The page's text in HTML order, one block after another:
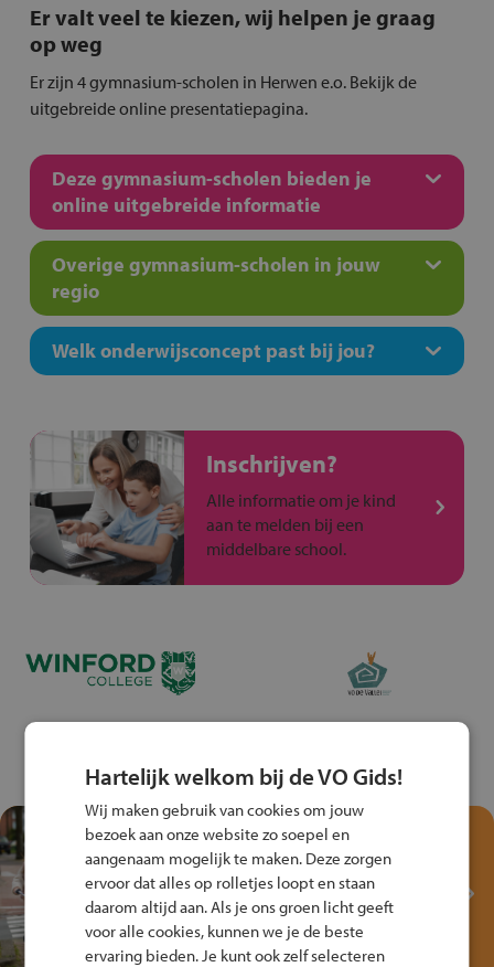
Er valt veel te kiezen, wij helpen je graag
op weg
Er zijn 4 gymnasium-scholen in Herwen e.o. Bekijk de
uitgebreide online presentatiepagina.
Deze gymnasium-scholen bieden je
online uitgebreide informatie
Overige gymnasium-scholen in jouw
regio
Welk onderwijsconcept past bij jou?
Inschrijven?
Alle informatie om je kind
aan te melden bij een
middelbare school.
Test je kennis met het
Fiets Veilig
Verkeersspel!
Speel het Fiets Veilig Verkeersspel
en win een Cortina-fiets!
Hartelijk welkom bij de VO Gids!
Wij maken gebruik van cookies om jouw
bezoek aan onze website zo soepel en
aangenaam mogelijk te maken. Deze zorgen
ervoor dat alles op rolletjes loopt en staan
daarom altijd aan. Als je ons groen licht geeft
voor alle cookies, kunnen we je de beste
ervaring bieden. Je kunt ook zelf selecteren